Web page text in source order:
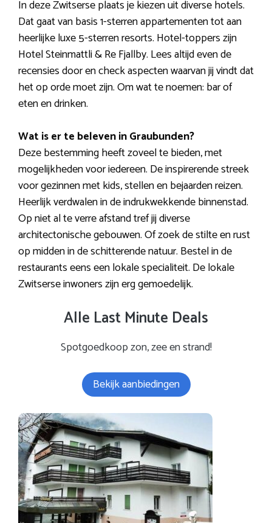
In deze Zwitserse plaats je kiezen uit diverse hotels.
Dat gaat van basis 1-sterren appartementen tot aan
heerlijke luxe 5-sterren resorts. Hotel-toppers zijn
Hotel Steinmattli & Re Fjallby. Lees altijd even de
recensies door en check aspecten waarvan jij vindt dat
het op orde moet zijn. Om wat te noemen: bar of
eten en drinken.
Wat is er te beleven in Graubunden?
Deze bestemming heeft zoveel te bieden, met
mogelijkheden voor iedereen. De inspirerende streek
voor gezinnen met kids, stellen en bejaarden reizen.
Heerlijk verdwalen in de indrukwekkende binnenstad.
Op niet al te verre afstand tref jij diverse
architectonische gebouwen. Of zoek de stilte en rust
op midden in de schitterende natuur. Bestel in de
restaurants eens een lokale specialiteit. De lokale
Zwitserse inwoners zijn erg gemoedelijk.
Alle Last Minute Deals
Spotgoedkoop zon, zee en strand!
Bekijk aanbiedingen